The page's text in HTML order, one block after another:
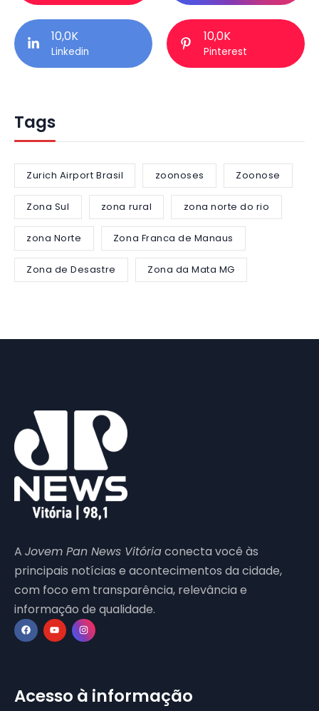
10,0K
Linkedin
10,0K
Pinterest
Tags
Zurich Airport Brasil zoonoses Zoonose
Zona Sul zona rural zona norte do rio
zona Norte Zona Franca de Manaus
Zona de Desastre Zona da Mata MG
A Jovem Pan News Vitóriaconecta você às
principais notícias e acontecimentos da cidade,
com foco em transparência, relevância e
informação de qualidade.
Acesso à informação